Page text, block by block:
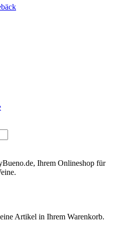
Ihrem Onlineshop für
Artikel in Ihrem Warenkorb.